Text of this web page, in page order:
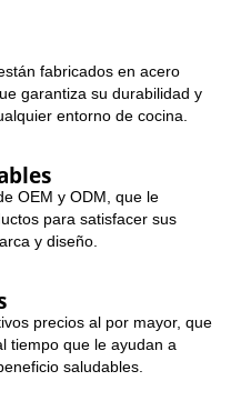
fabricados en acero
garantiza su durabilidad y
entorno de cocina.
OEM y ODM, que le
para satisfacer sus
y diseño.
precios al por mayor, que
tiempo que le ayudan a
saludables.